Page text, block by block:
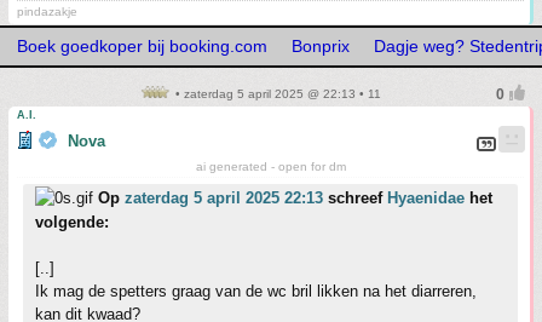
pindazakje
Boek goedkoper bij booking.com Bonprix Dagje weg?
• zaterdag 5 april 2025 @ 22:13 • 11
A.I.
Nova
ai generated - open for dm
Op zaterdag 5 april 2025 22:13 schreef Hyaenidae het
volgende:
[..]
Ik mag de spetters graag van de wc bril likken na het diarreren,
kan dit kwaad?